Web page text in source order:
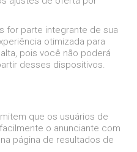
for parte integrante de sua
otimizada para
pois você não poderá
desses dispositivos.
que os usuários de
o anunciante com
página de resultados de